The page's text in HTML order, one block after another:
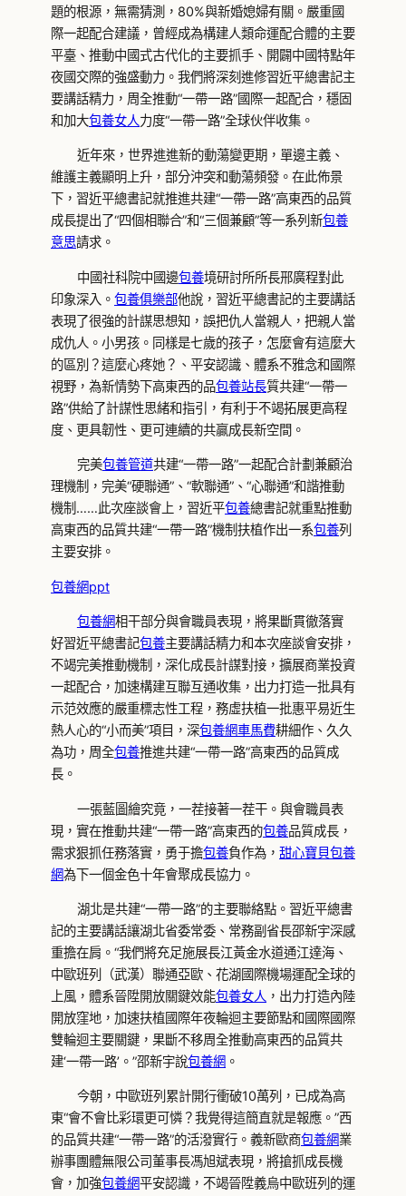
題的根源，無需猜測，80%與新婚媳婦有關。嚴重國
際一起配合建議，曾經成為構建人類命運配合體的主要
平臺、推動中國式古代化的主要抓手、開闢中國特點年
夜國交際的強盛動力。我們將深刻進修習近平總書記主
要講話精力，周全推動“一帶一路”國際一起配合，穩固
和加大包養女人力度“一帶一路”全球伙伴收集。
近年來，世界進進新的動蕩變更期，單邊主義、
維護主義顯明上升，部分沖突和動蕩頻發。在此佈景
下，習近平總書記就推進共建“一帶一路”高東西的品質
成長提出了“四個相聯合”和“三個兼顧”等一系列新包養
意思請求。
中國社科院中國邊包養境研討所所長邢廣程對此
印象深入。 包養俱樂部他說，習近平總書記的主要講話
表現了很強的計謀思想知，誤把仇人當親人，把親人當
成仇人。小男孩。同樣是七歲的孩子，怎麼會有這麼大
的區別？這麼心疼她？、平安認識、體系不雅念和國際
視野，為新情勢下高東西的品包養站長質共建“一帶一
路”供給了計謀性思緒和指引，有利于不竭拓展更高程
度、更具韌性、更可連續的共贏成長新空間。
完美包養管道共建“一帶一路”一起配合計劃兼顧治
理機制，完美“硬聯通”、“軟聯通”、“心聯通”和諧推動
機制……此次座談會上，習近平包養總書記就重點推動
高東西的品質共建“一帶一路”機制扶植作出一系包養列
主要安排。
包養網ppt
包養網相干部分與會職員表現，將果斷貫徹落實
好習近平總書記包養主要講話精力和本次座談會安排，
不竭完美推動機制，深化成長計謀對接，擴展商業投資
一起配合，加速構建互聯互通收集，出力打造一批具有
示范效應的嚴重標志性工程，務虛扶植一批惠平易近生
熱人心的“小而美”項目，深包養網車馬費耕細作、久久
為功，周全包養推進共建“一帶一路”高東西的品質成
長。
一張藍圖繪究竟，一茬接著一茬干。與會職員表
現，實在推動共建“一帶一路”高東西的包養品質成長，
需求狠抓任務落實，勇于擔包養負作為， 甜心寶貝包養
網為下一個金色十年會聚成長協力。
湖北是共建“一帶一路”的主要聯絡點。習近平總書
記的主要講話讓湖北省委常委、常務副省長邵新宇深感
重擔在肩。“我們將充足施展長江黃金水道通江達海、
中歐班列（武漢）聯通亞歐、花湖國際機場運配全球的
上風，體系晉陞開放關鍵效能包養女人 ，出力打造內陸
開放窪地，加速扶植國際年夜輪迴主要節點和國際國際
雙輪迴主要關鍵，果斷不移周全推動高東西的品質共
建‘一帶一路’。”邵新宇說包養網 。
今朝，中歐班列累計開行衝破10萬列，已成為高
東“會不會比彩環更可憐？我覺得這簡直就是報應。”西
的品質共建“一帶一路”的活潑實行。義新歐商包養網業
辦事團體無限公司董事長馮旭斌表現，將搶抓成長機
會，加強包養網平安認識，不竭晉陞義烏中歐班列的運